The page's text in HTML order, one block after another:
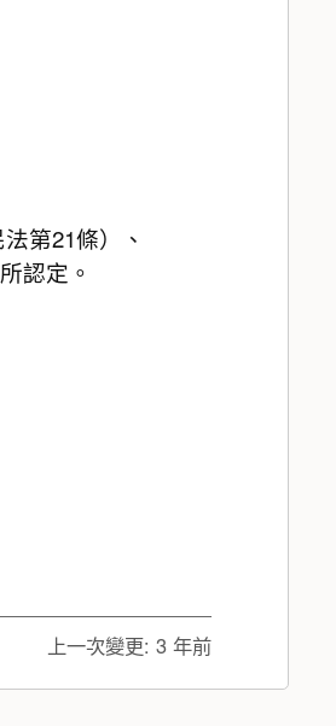
第21條）、
認定。
上一次變更: 3 年前